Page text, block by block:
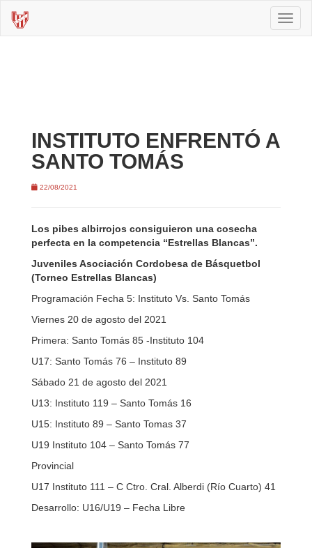
INSTITUTO ENFRENTÓ A
SANTO TOMÁS
22/08/2021
Los pibes albirrojos consiguieron una cosecha
perfecta en la competencia “Estrellas Blancas”.
Juveniles Asociación Cordobesa de Básquetbol
(Torneo Estrellas Blancas)
Programación Fecha 5: Instituto Vs. Santo Tomás
Viernes 20 de agosto del 2021
Primera: Santo Tomás 85 -Instituto 104
U17: Santo Tomás 76 – Instituto 89
Sábado 21 de agosto del 2021
U13: Instituto 119 – Santo Tomás 16
U15: Instituto 89 – Santo Tomas 37
U19 Instituto 104 – Santo Tomás 77
Provincial
U17 Instituto 111 – C Ctro. Cral. Alberdi (Río Cuarto) 41
Desarrollo: U16/U19 – Fecha Libre